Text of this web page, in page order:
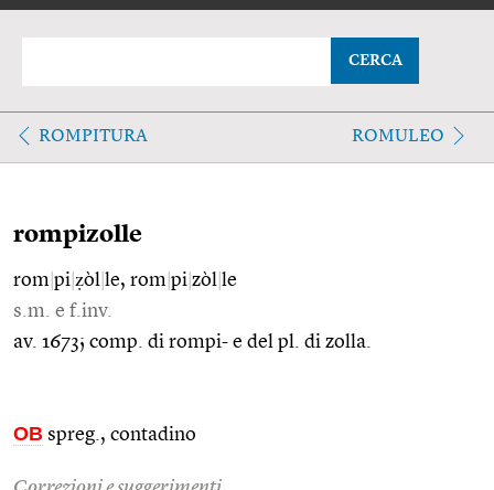
CERCA
ROMPITURA ROMULEO
rompizolle
rom pi ẓòl le, rom pi zòl le
s.m. e f.inv.
av. 1673; comp. di rompi- e del pl. di zolla.
OB spreg., contadino